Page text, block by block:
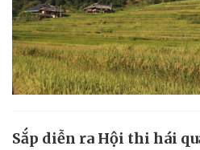
Sắp diễn ra Hội thi hái